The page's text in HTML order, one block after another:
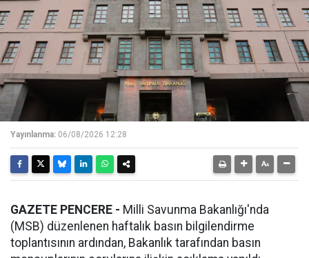
Yayınlanma: 06/08/2026 12:28
GAZETE PENCERE - Milli Savunma Bakanlığı'nda
(MSB) düzenlenen haftalık basın bilgilendirme
toplantısının ardından, Bakanlık tarafından basın